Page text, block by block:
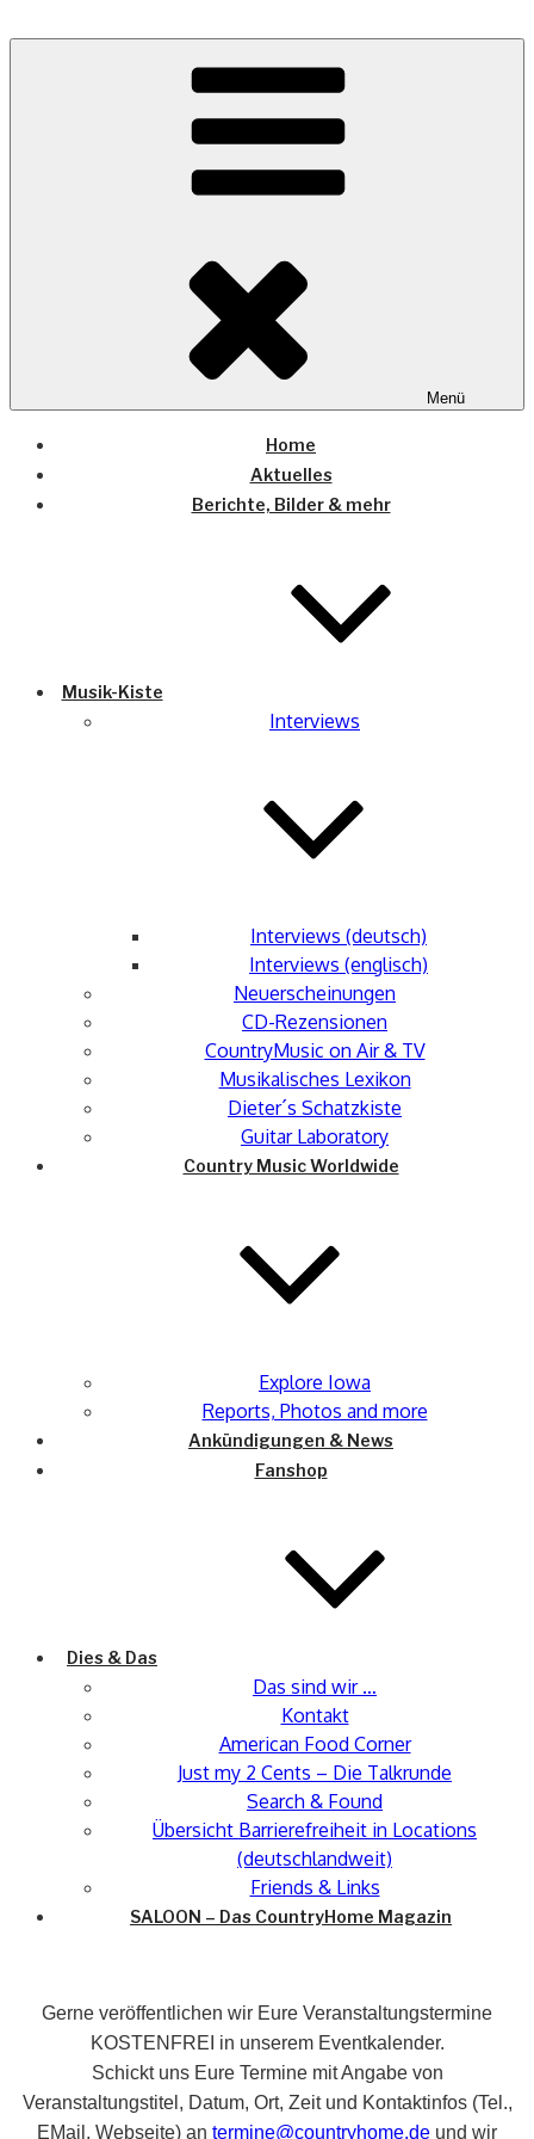
COUNTRYHOME
Wo die (Country-) Musik Zuhause ist
Menü
Home
Aktuelles
Berichte, Bilder & mehr
Musik-Kiste
Interviews
Interviews (deutsch)
Interviews (englisch)
Neuerscheinungen
CD-Rezensionen
CountryMusic on Air & TV
Musikalisches Lexikon
Dieter´s Schatzkiste
Guitar Laboratory
Country Music Worldwide
Explore Iowa
Reports, Photos and more
Ankündigungen & News
Fanshop
Dies & Das
Das sind wir …
Kontakt
American Food Corner
Just my 2 Cents – Die Talkrunde
Search & Found
Übersicht Barrierefreiheit in Locations
(deutschlandweit)
Friends & Links
SALOON – Das CountryHome Magazin
Gerne veröffentlichen wir Eure Veranstaltungstermine
KOSTENFREI in unserem Eventkalender.
Schickt uns Eure Termine mit Angabe von
Veranstaltungstitel, Datum, Ort, Zeit und Kontaktinfos (Tel.,
EMail, Webseite) an termine@countryhome.de und wir